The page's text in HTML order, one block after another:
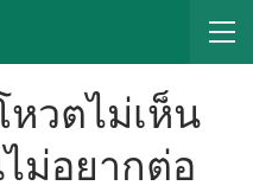
หวตไม่เห็น
ม่อยากต่อ